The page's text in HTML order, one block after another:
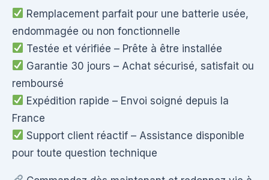
Remplacement parfait pour une batterie usée,
endommagée ou non fonctionnelle
Testée et vérifiée – Prête à être installée
Garantie 30 jours – Achat sécurisé, satisfait ou
remboursé
Expédition rapide – Envoi soigné depuis la
France
Support client réactif – Assistance disponible
pour toute question technique